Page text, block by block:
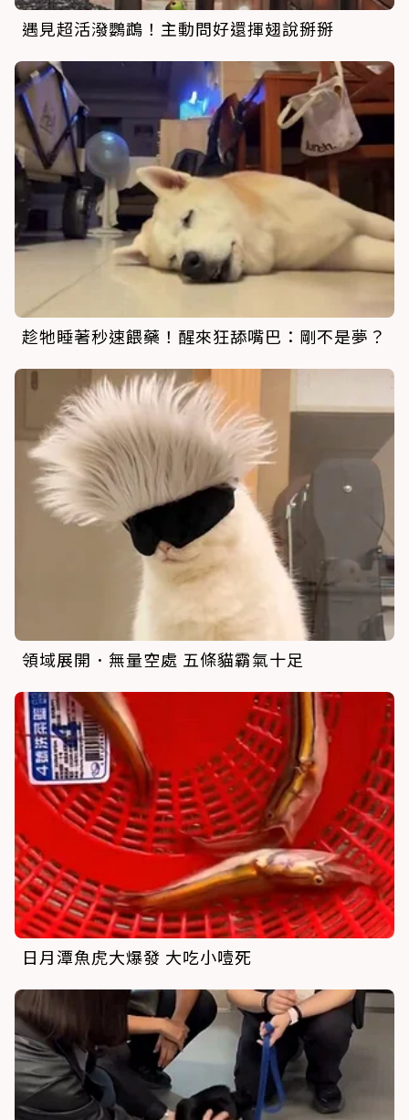
遇見超活潑鸚鵡！主動問好還揮翅說掰掰
趁牠睡著秒速餵藥！醒來狂舔嘴巴：剛不是夢？
領域展開．無量空處 五條貓霸氣十足
日月潭魚虎大爆發 大吃小噎死